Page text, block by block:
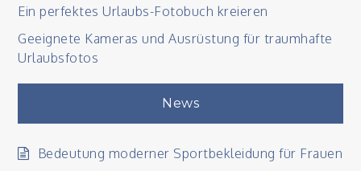
Ein perfektes Urlaubs-Fotobuch kreieren
Geeignete Kameras und Ausrüstung für traumhafte
Urlaubsfotos
News
Bedeutung moderner Sportbekleidung für Frauen